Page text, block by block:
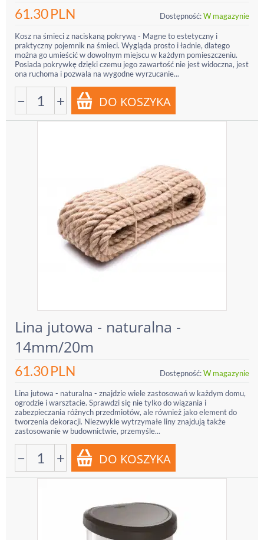
61.30PLN Dostępność:W magazynie
Kosz na śmieci z naciskaną pokrywą - Magne to estetyczny i
praktyczny pojemnik na śmieci. Wygląda prosto i ładnie, dlatego
można go umieścić w dowolnym miejscu w każdym pomieszczeniu.
Posiada pokrywkę dzięki czemu jego zawartość nie jest widoczna, jest
ona ruchoma i pozwala na wygodne wyrzucanie...
− +
Lina jutowa - naturalna -
14mm/20m
61.30PLN Dostępność:W magazynie
Lina jutowa - naturalna - znajdzie wiele zastosowań w każdym domu,
ogrodzie i warsztacie. Sprawdzi się nie tylko do wiązania i
zabezpieczania różnych przedmiotów, ale również jako element do
tworzenia dekoracji. Niezwykle wytrzymałe liny znajdują także
zastosowanie w budownictwie, przemyśle...
− +